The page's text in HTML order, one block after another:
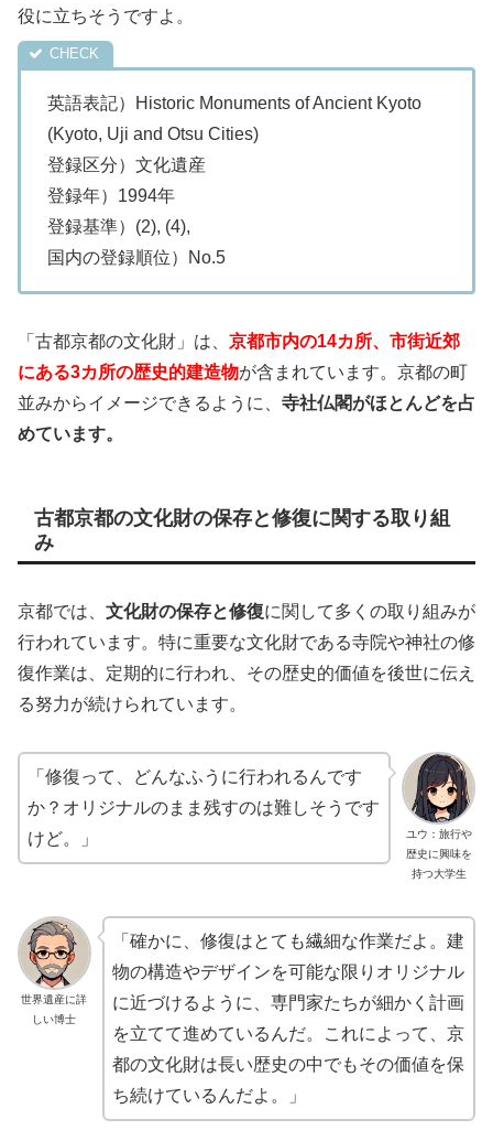
役に立ちそうですよ。
英語表記）Historic Monuments of Ancient Kyoto
(Kyoto, Uji and Otsu Cities)
登録区分）文化遺産
登録年）1994年
登録基準）(2), (4),
国内の登録順位）No.5
「古都京都の文化財」は、 京都市内の14カ所、市街近郊
にある3カ所の歴史的建造物が含まれています。京都の町
並みからイメージできるように、 寺社仏閣がほとんどを占
めています。
古都京都の文化財の保存と修復に関する取り組
み
京都では、 文化財の保存と修復に関して多くの取り組みが
行われています。特に重要な文化財である寺院や神社の修
復作業は、定期的に行われ、その歴史的価値を後世に伝え
る努力が続けられています。
ユウ：旅行や
歴史に興味を
持つ大学生
「修復って、どんなふうに行われるんです
か？オリジナルのまま残すのは難しそうです
けど。」
世界遺産に詳
しい博士
「確かに、修復はとても繊細な作業だよ。建
物の構造やデザインを可能な限りオリジナル
に近づけるように、専門家たちが細かく計画
を立てて進めているんだ。これによって、京
都の文化財は長い歴史の中でもその価値を保
ち続けているんだよ。」